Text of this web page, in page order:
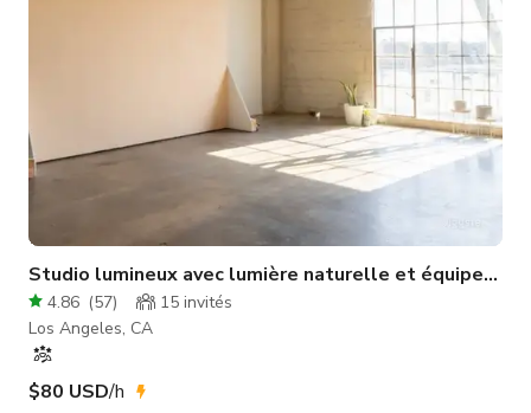
Studio lumineux avec lumière naturelle et
4.86 (57) 15 invités
Los Angeles, CA
$80 USD/h